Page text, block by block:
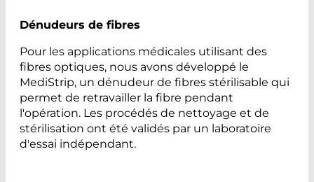
Dénudeurs de fibres
Pour les applications médicales utilisant des
fibres optiques, nous avons développé le
MediStrip, un dénudeur de fibres stérilisable qui
permet de retravailler la fibre pendant
l'opération. Les procédés de nettoyage et de
stérilisation ont été validés par un laboratoire
d'essai indépendant.